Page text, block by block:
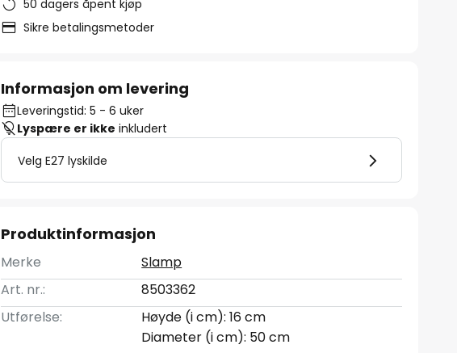
50 dagers åpent kjøp
Sikre betalingsmetoder
Informasjon om levering
Leveringstid: 5 - 6 uker
Lyspære er ikke inkludert
Velg E27 lyskilde
Produktinformasjon
Merke
Slamp
Art. nr.:
8503362
Utførelse:
Høyde (i cm): 16 cm
Diameter (i cm): 50 cm